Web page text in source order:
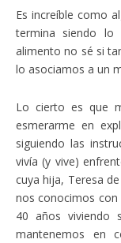
Es increíble como
termina siendo lo
alimento no sé si
lo asociamos a un
Lo cierto es que
esmerarme en
siguiendo las
vivía (y vive)
cuya hija, Teresa
nos conocimos con
40 años viviendo
mantenemos en